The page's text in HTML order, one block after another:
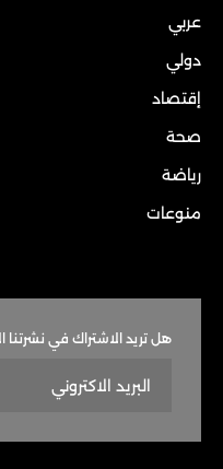
عربي
دولي
إقتصاد
صحة
رياضة
منوعات
هل تريد الاشتراك في نشرتنا